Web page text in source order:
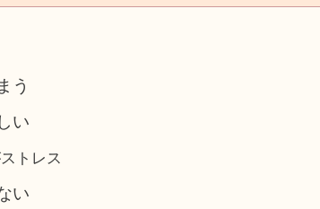
う
い
トレス
い